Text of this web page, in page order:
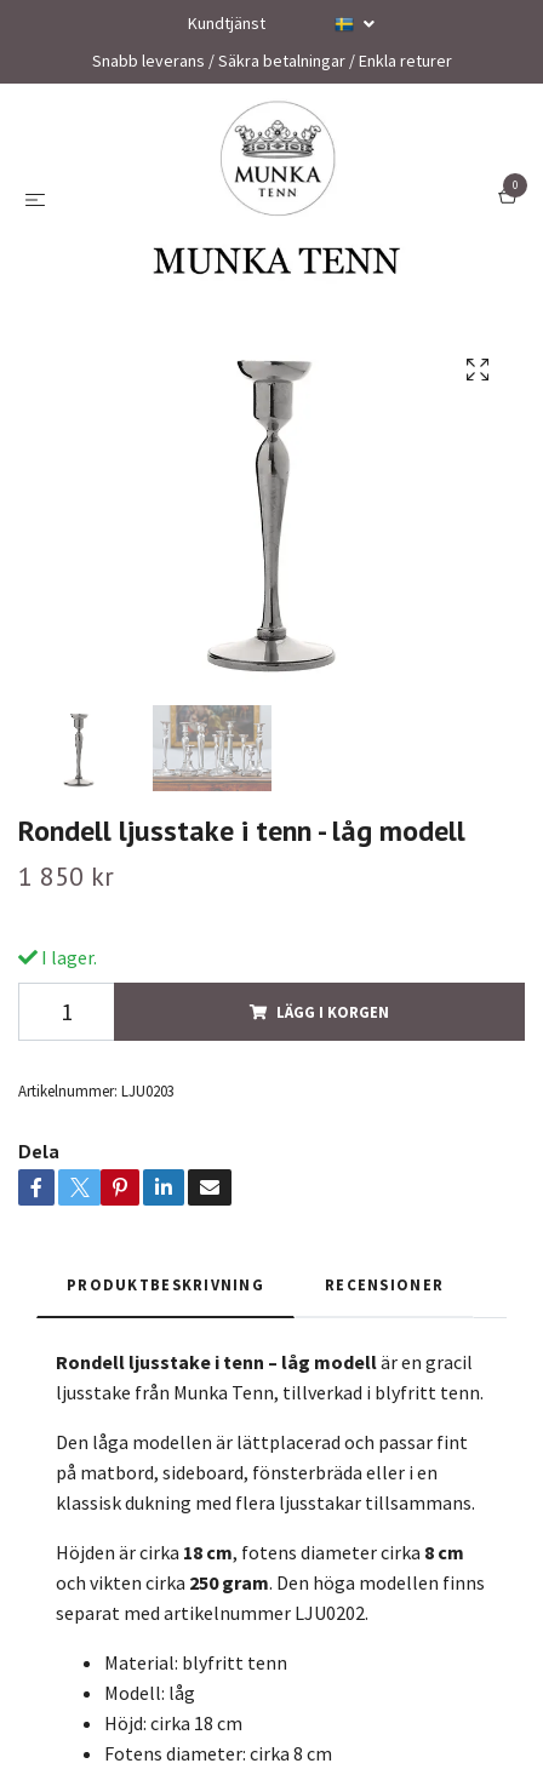
Kundtjänst
Snabb leverans / Säkra betalningar / Enkla returer
0
Rondell ljusstake i tenn - låg modell
1 850 kr
I lager.
LÄGG I KORGEN
Artikelnummer: LJU0203
Dela
PRODUKTBESKRIVNING RECENSIONER
Rondell ljusstake i tenn – låg modellär en gracil
ljusstake från Munka Tenn, tillverkad i blyfritt tenn.
Den låga modellen är lättplacerad och passar fint
på matbord, sideboard, fönsterbräda eller i en
klassisk dukning med flera ljusstakar tillsammans.
Höjden är cirka 18 cm, fotens diameter cirka 8 cm
och vikten cirka 250 gram. Den höga modellen finns
separat med artikelnummer LJU0202.
Material: blyfritt tenn
Modell: låg
Höjd: cirka 18 cm
Fotens diameter: cirka 8 cm